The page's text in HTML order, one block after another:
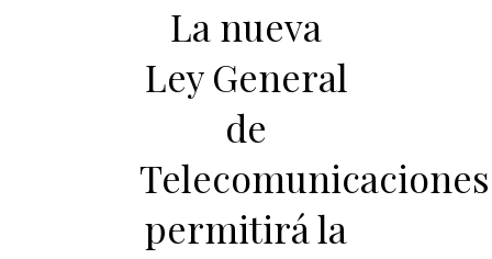
La nueva
Ley General
de
Telecomunicaciones
permitirá la